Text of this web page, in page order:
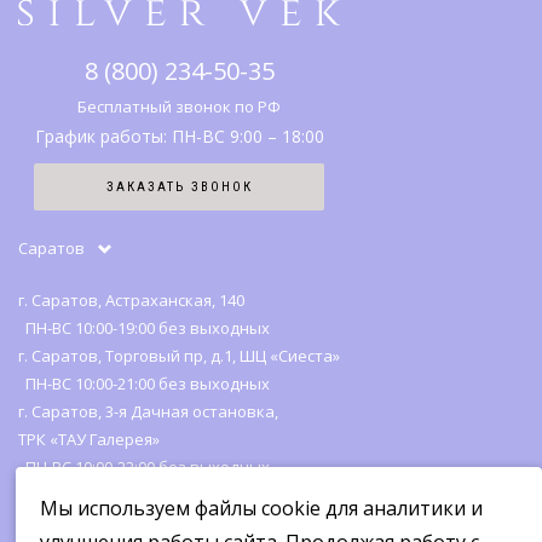
Правовая информация
История бренда
Серебро
Карта сайта
8 (800) 234-50-35
Бесплатный звонок по РФ
График работы: ПН-ВС 9:00 – 18:00
ЗАКАЗАТЬ ЗВОНОК
Саратов
г. Саратов, Астраханская, 140
ПН-ВС 10:00-19:00 без выходных
г. Саратов, Торговый пр, д.1, ШЦ «Сиеста»
ПН-ВС 10:00-21:00 без выходных
г. Саратов, 3-я Дачная остановка,
ТРК «ТАУ Галерея»
ПН-ВС 10:00-22:00 без выходных
Мы используем файлы cookie для аналитики и